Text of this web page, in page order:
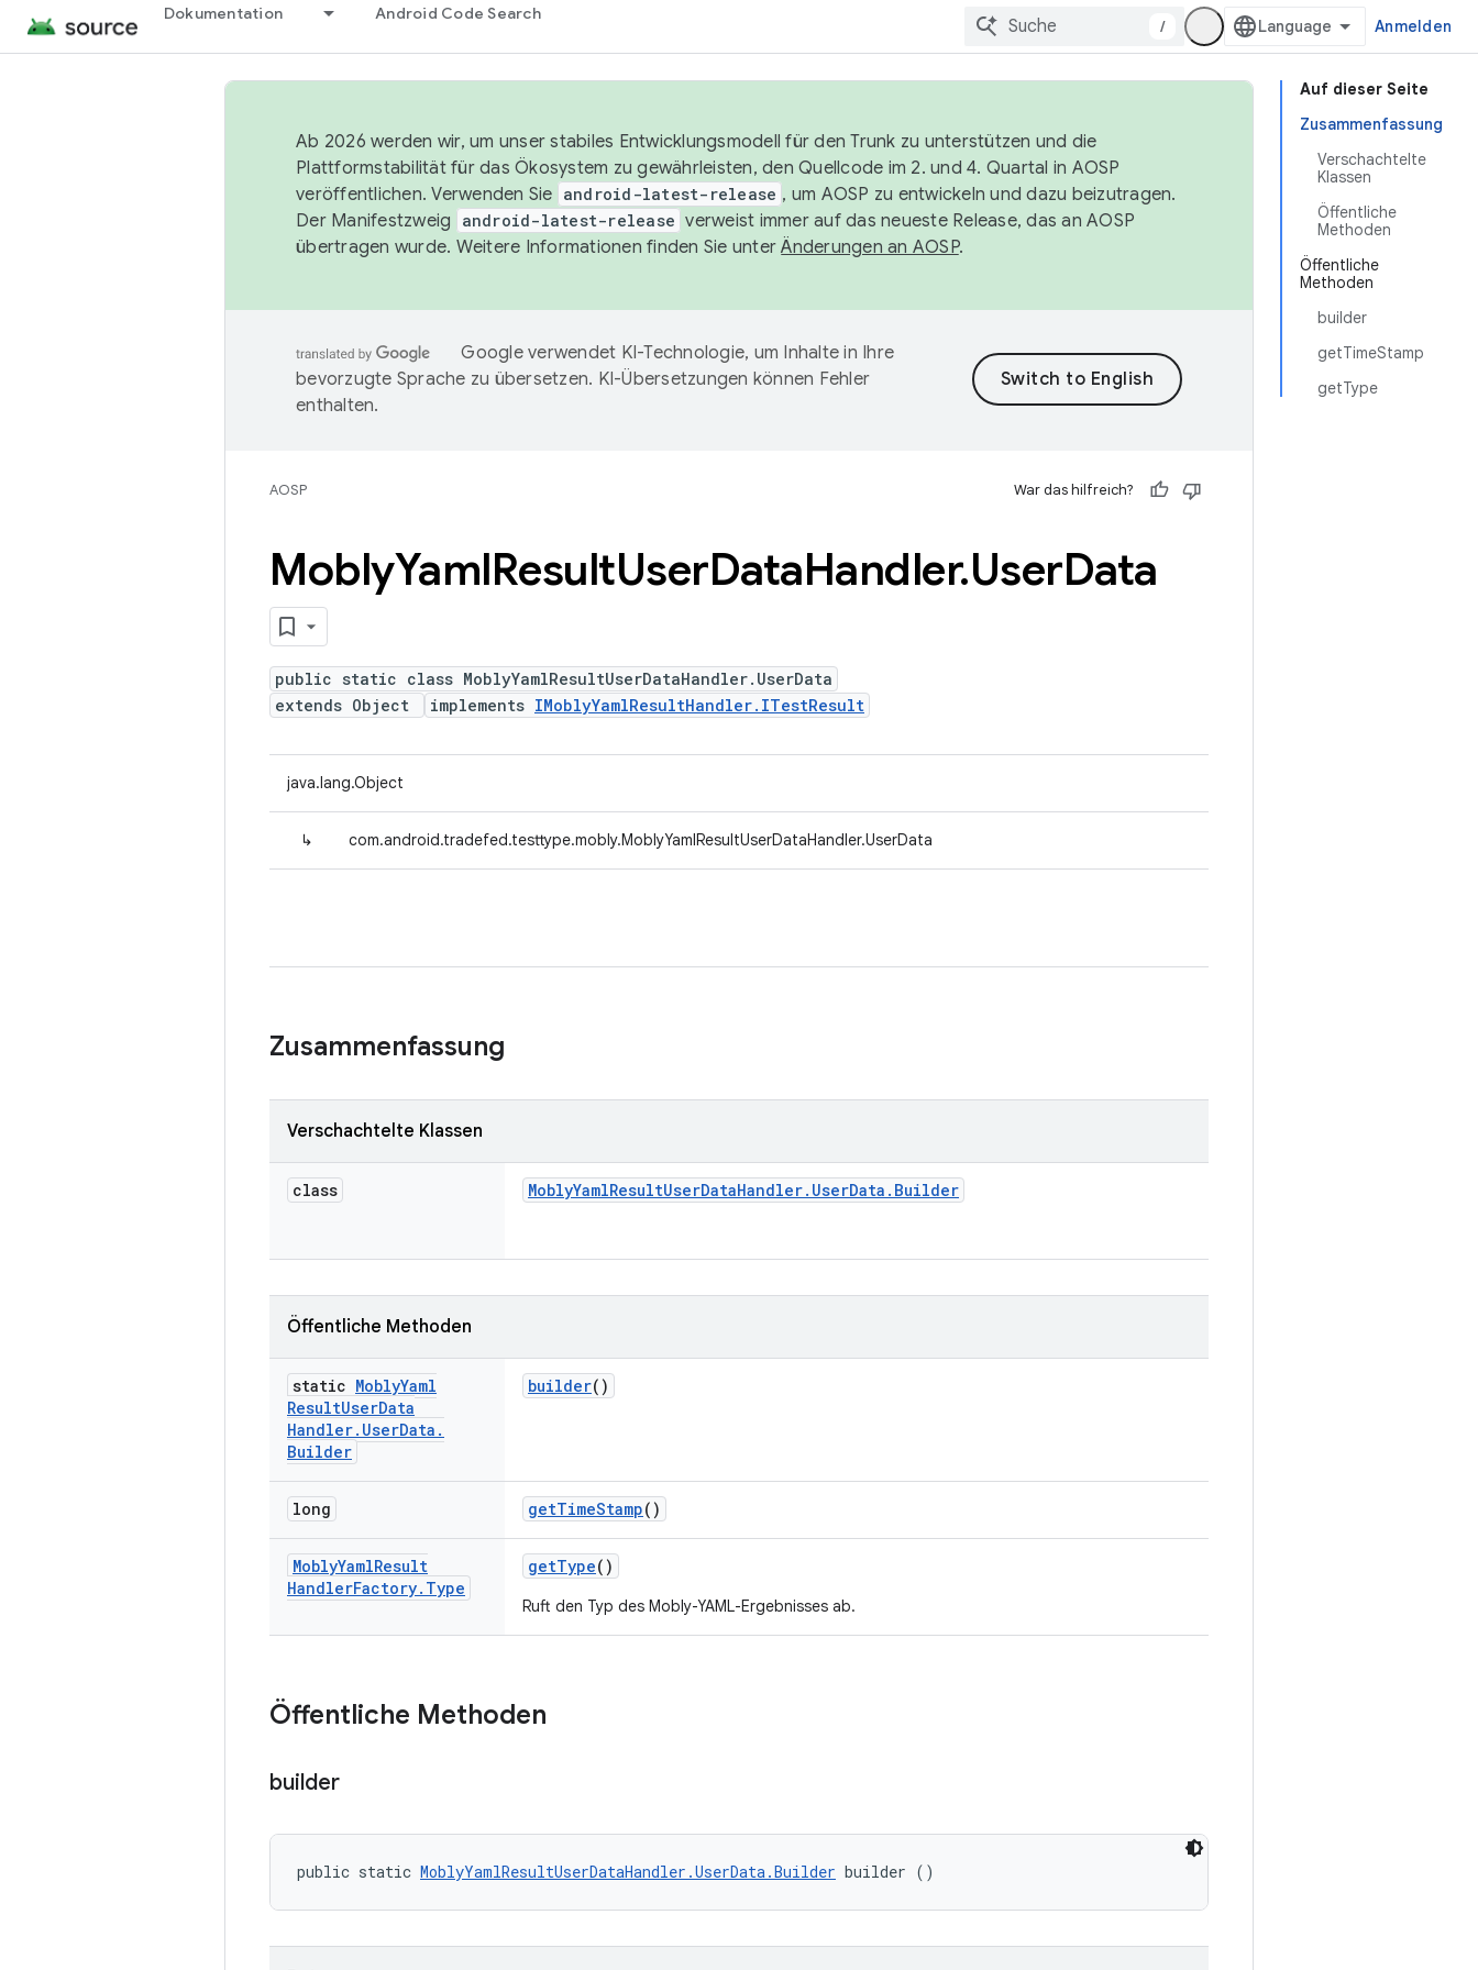
Dokumentation Android Code Search
/ Anmelden
Auf dieser Seite
Zusammenfassung
Verschachtelte
Klassen
Öffentliche
Methoden
Öffentliche
Methoden
builder
getTimeStamp
getType
Ab 2026 werden wir, um unser stabiles Entwicklungsmodell für den Trunk zu unterstützen und die
Plattformstabilität für das Ökosystem zu gewährleisten, den Quellcode im 2. und 4. Quartal in AOSP
veröffentlichen. Verwenden Sie android-latest-release , um AOSP zu entwickeln und dazu beizutragen.
Der Manifestzweig
android-latest-release verweist immer auf das neueste Release, das an AOSP
übertragen wurde. Weitere Informationen finden Sie unterÄnderungen an AOSP.
Google verwendet KI-Technologie, um Inhalte in Ihre
bevorzugte Sprache zu übersetzen. KI-Übersetzungen können Fehler
enthalten.
AOSP War das hilfreich?
MoblyYamlResultUserDataHandler.UserData
public static class MoblyYamlResultUserDataHandler.UserData
extends Object
implements IMoblyYamlResultHandler.ITestResult
java.lang.Object
↳ com.android.tradefed.testtype.mobly.MoblyYamlResultUserDataHandler.UserData
Zusammenfassung
Verschachtelte Klassen
class MoblyYamlResultUserDataHandler. UserData . Builder
Öffentliche Methoden
static MoblyYaml
ResultUserData
Handler. UserData .
Builder
builder()
long getTimeStamp()
MoblyYamlResult
HandlerFactory. Type
getType()
Ruft den Typ des Mobly-YAML-Ergebnisses ab.
Öffentliche Methoden
builder
public static MoblyYamlResultUserDataHandler.UserData.Builder builder ()